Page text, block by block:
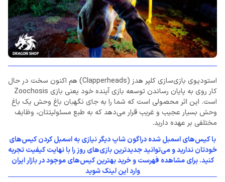
استودیوی بازی‌سازی کلپر هدز (Clapperheads) هم اکنون سخت در حال
کار روی به پایان رساندن توسعه بازی آینده خود یعنی بازی Zoochosis
است. این اثر محصولی است که شما را به جای نگهبان باغ وحش یک باغ
وحش بسیار عجیب و غریب قرار می‌دهد که به طبع مسئولیتتان،‌ وظایف
مختلفی بر عهده دارید.
با کیس‌های اسمبل شده دراگون شاپ دیگر نیازی به اسمبل کردن کیس‌های
خودتان ندارید و می‌توانید جدیدترین بازی‌های روز را با نهایت کیفیت تجربه
کنید. برای مشاهده فهرست و خرید بهترین کیس‌های موجود در بازار ایران
وارد این لینک شوید